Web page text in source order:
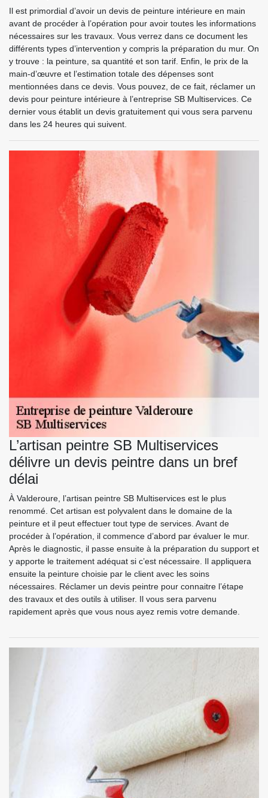
Il est primordial d’avoir un devis de peinture intérieure en main
avant de procéder à l’opération pour avoir toutes les informations
nécessaires sur les travaux. Vous verrez dans ce document les
différents types d’intervention y compris la préparation du mur. On
y trouve : la peinture, sa quantité et son tarif. Enfin, le prix de la
main-d’œuvre et l’estimation totale des dépenses sont
mentionnées dans ce devis. Vous pouvez, de ce fait, réclamer un
devis pour peinture intérieure à l’entreprise SB Multiservices. Ce
dernier vous établit un devis gratuitement qui vous sera parvenu
dans les 24 heures qui suivent.
L’artisan peintre SB Multiservices
délivre un devis peintre dans un bref
délai
À Valderoure, l’artisan peintre SB Multiservices est le plus
renommé. Cet artisan est polyvalent dans le domaine de la
peinture et il peut effectuer tout type de services. Avant de
procéder à l’opération, il commence d’abord par évaluer le mur.
Après le diagnostic, il passe ensuite à la préparation du support et
y apporte le traitement adéquat si c’est nécessaire. Il appliquera
ensuite la peinture choisie par le client avec les soins
nécessaires. Réclamer un devis peintre pour connaitre l’étape
des travaux et des outils à utiliser. Il vous sera parvenu
rapidement après que vous nous ayez remis votre demande.